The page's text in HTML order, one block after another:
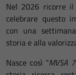
Nel 2026 ricorre il
celebrare questo
con una
storia e alla
Nasce così "MVSA